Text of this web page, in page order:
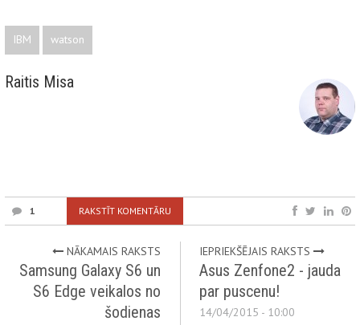
IBM watson
Raitis Misa
1 RAKSTĪT KOMENTĀRU
NĀKAMAIS RAKSTS
Samsung Galaxy S6 un
S6 Edge veikalos no
šodienas
IEPRIEKŠĒJAIS RAKSTS
Asus Zenfone2 - jauda
par puscenu!
14/04/2015 - 10:00